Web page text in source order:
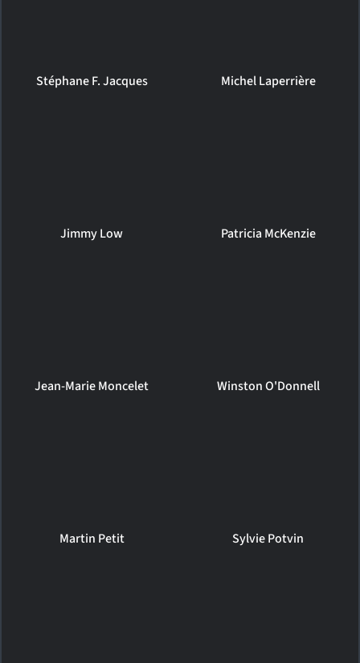
Stéphane F. Jacques Michel Laperrière
Jimmy Low Patricia McKenzie
Jean-Marie Moncelet Winston O'Donnell
Martin Petit Sylvie Potvin